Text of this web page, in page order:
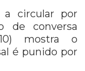
a circular por
de conversa
mostra o
é punido por